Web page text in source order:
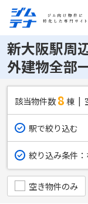
新大阪駅周
外建物全部
該当物件数8棟
駅で絞り込む
絞り込み条件：
空き物件のみ